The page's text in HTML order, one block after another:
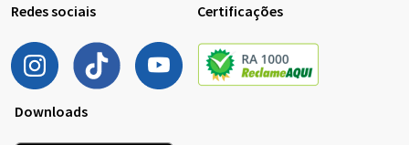
Redes sociais Certificações
Downloads